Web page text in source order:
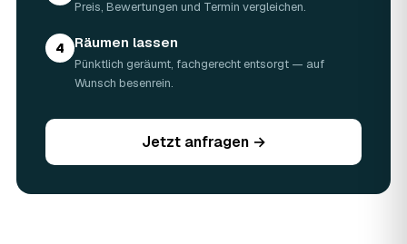
Preis, Bewertungen und Termin vergleichen.
4 Räumen lassen
Pünktlich geräumt, fachgerecht entsorgt — auf
Wunsch besenrein.
Jetzt anfragen →